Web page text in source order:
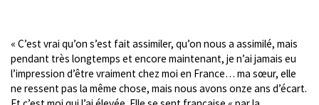
« C’est vrai qu’on s’est fait assimiler, qu’on nous a assimilé, mais
pendant très longtemps et encore maintenant, je n’ai jamais eu
l’impression d’être vraiment chez moi en France… ma sœur, elle
ne ressent pas la même chose, mais nous avons onze ans d’écart.